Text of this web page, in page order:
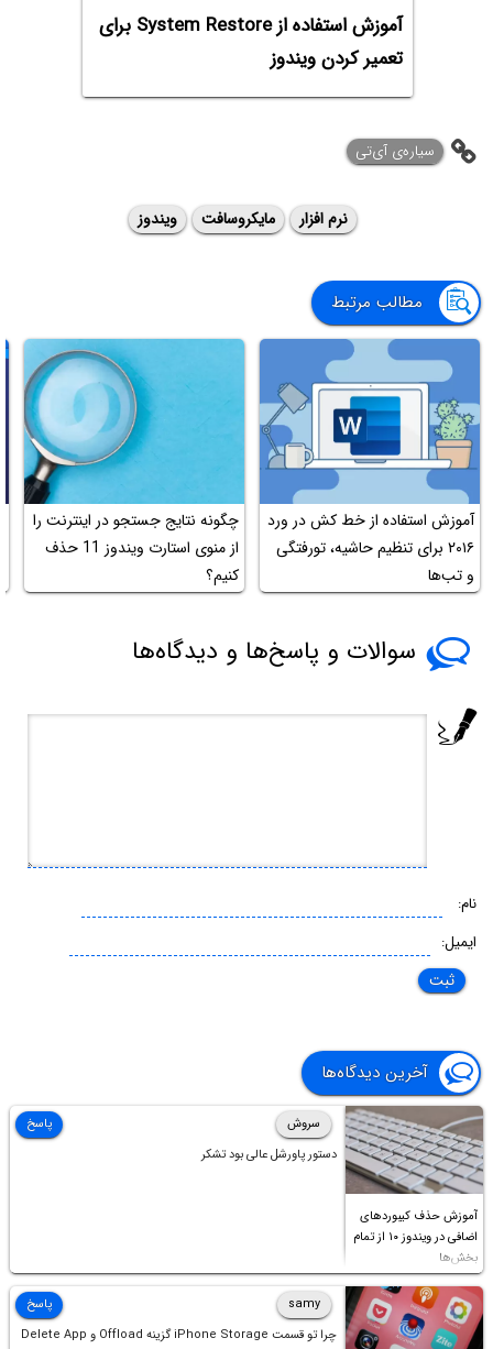
آموزش استفاده از System Restore برای
تعمیر کردن ویندوز
‌سیاره‌ی آی‌تی
نرم افزار مایکروسافت ویندوز
مطالب مرتبط
آموزش استفاده از خط کش در ورد
۲۰۱۶ برای تنظیم حاشیه، تورفتگی
و تب‌ها
چگونه نتایج جستجو در اینترنت را
از منوی استارت ویندوز 11 حذف
کنیم؟
سوالات و پاسخ‌ها و دیدگاه‌ها
نام:
ایمیل:
آخرین دیدگاه‌ها
آموزش حذف کیبوردهای
اضافی در ویندوز ۱۰ از تمام
بخش‌ها
سروش
دستور پاورشل عالی بود تشکر
پاسخ
samy
چرا تو قسمت iPhone Storage گزینه Offload و Delete App
پاسخ